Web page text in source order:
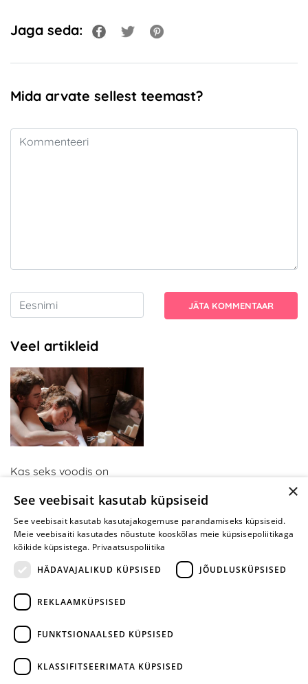
Jaga seda:
Mida arvate sellest teemast?
JÄTA KOMMENTAAR
Veel artikleid
Kas seks voodis on
olete neid mänge
proovinud, mõtlete teisiti
×
See veebisait kasutab küpsiseid
See veebisait kasutab kasutajakogemuse parandamiseks küpsiseid.
Meie veebisaiti kasutades nõustute kooskõlas meie küpsisepoliitikaga
kõikide küpsistega. Privaatsuspoliitika
HÄDAVAJALIKUD KÜPSISED
JÕUDLUSKÜPSISED
REKLAAMKÜPSISED
FUNKTSIONAALSED KÜPSISED
KLASSIFITSEERIMATA KÜPSISED